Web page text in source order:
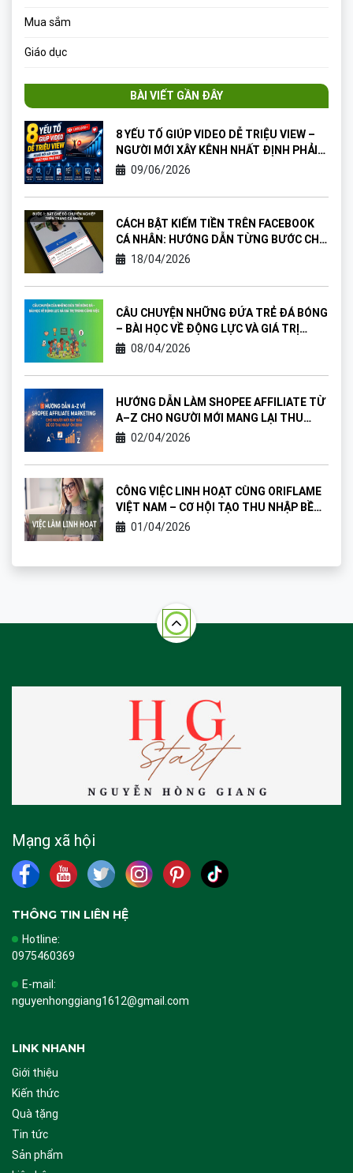
Mua sắm
Giáo dục
BÀI VIẾT GẦN ĐÂY
8 YẾU TỐ GIÚP VIDEO DỄ TRIỆU VIEW –
NGƯỜI MỚI XÂY KÊNH NHẤT ĐỊNH PHẢI
BIẾT09/06/2026
CÁCH BẬT KIẾM TIỀN TRÊN FACEBOOK
CÁ NHÂN: HƯỚNG DẪN TỪNG BƯỚC CHO
NGƯỜI MỚI
18/04/2026
CÂU CHUYỆN NHỮNG ĐỨA TRẺ ĐÁ BÓNG
– BÀI HỌC VỀ ĐỘNG LỰC VÀ GIÁ TRỊ
TRONG CÔNG VIỆC
08/04/2026
HƯỚNG DẪN LÀM SHOPEE AFFILIATE TỪ
A–Z CHO NGƯỜI MỚI MANG LẠI THU
NHẬP ỔN ĐỊNH
02/04/2026
CÔNG VIỆC LINH HOẠT CÙNG ORIFLAME
VIỆT NAM – CƠ HỘI TẠO THU NHẬP BỀN
VỮNG01/04/2026
Mạng xã hội
THÔNG TIN LIÊN HỆ
Hotline:
0975460369
E-mail:
nguyenhonggiang1612@gmail.com
LINK NHANH
Giới thiệu
Kiến thức
Quà tặng
Tin tức
Sản phẩm